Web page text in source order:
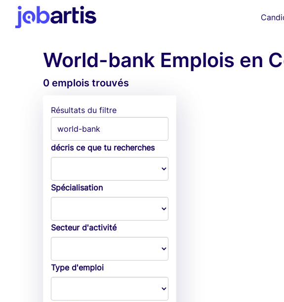
World-bank Emplois en
0 emplois trouvés
Résultats du filtre
décris ce que tu recherches
Spécialisation
Secteur d'activité
Type d'emploi